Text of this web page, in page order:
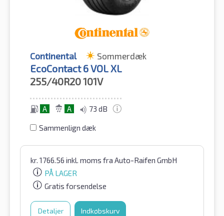
Continental Sommerdæk
EcoContact 6 VOL XL
255/40R20101V
A A 73 dB
Sammenlign dæk
kr. 1766.56 inkl. moms fra Auto-Raifen GmbH
PÅ LAGER
Gratis forsendelse
Detaljer Indkøbskurv